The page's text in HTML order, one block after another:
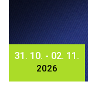
31. 10. - 02. 11.
2026